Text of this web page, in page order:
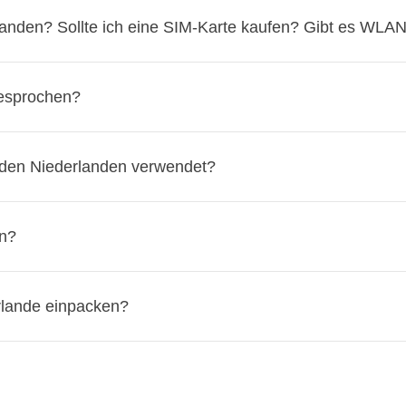
aber es wird oft geschätzt. In Restaurants rundet
Sollte ich eine SIM-Karte kaufen? Gibt es
sehr gut, und du kannst ohne zusätzliche Kosten
gesprochen. Es ist hilfreich, einige gängige Ausdrücke
Niederlanden verwendet?
C und F
, insbesondere der
einpacken?
sein, um das wechselhafte Wetter und die vielen